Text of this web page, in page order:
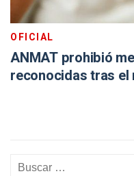
OFICIAL
ANMAT prohibió
reconocidas tras